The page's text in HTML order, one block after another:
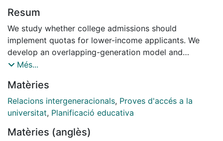
Resum
We study whether college admissions should
implement quotas for lower-income applicants. We
develop an overlapping-generation model and
calibrate it to data from Brazil, where such a policy is
how much to invest in their child's education, thereby
increasing both human capital and likelihood of
college admission. We find that, in the long run, the
welfare and aggregate output. It improves the pool of
Més...
Matèries
Relacions intergeneracionals, Proves d'accés a la
universitat, Planificació educativa
Matèries (anglès)